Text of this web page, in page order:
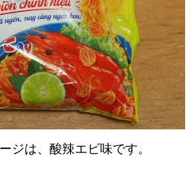
ジは、酸辣エビ味です。